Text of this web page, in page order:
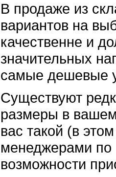
В продаже из
вариантов на
качественне и
значительных
самые дешевые
Существуют
размеры в
вас такой (в
менеджерами по
возможности